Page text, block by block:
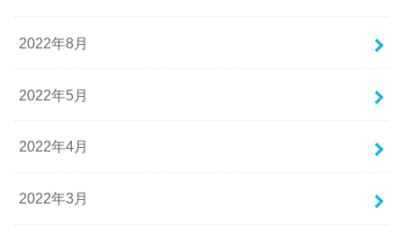
2022年8月
2022年5月
2022年4月
2022年3月